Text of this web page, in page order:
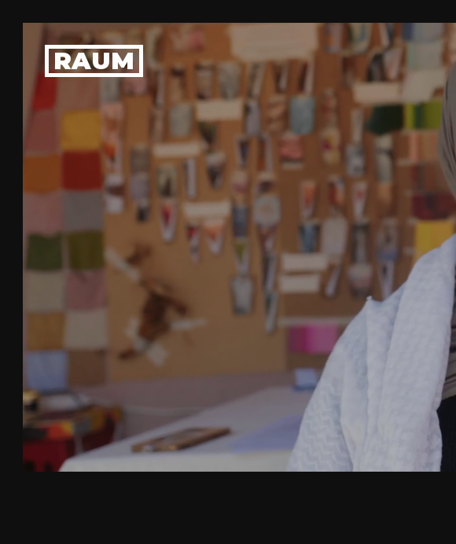
RAUM
Ons team
Vacatures
Organisatie
Meehelpen?
Wijkrestaurant
Toegankelijkheid
ZAKELIJK
Vergaderlocatie
Rondleidingen
Workshops
Catering
SHOP
Digitale winkel